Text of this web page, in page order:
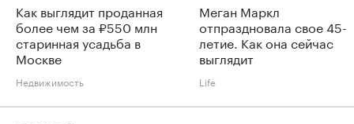
Как выглядит проданная
более чем за ₽550 млн
старинная усадьба в
Москве
Недвижимость
Меган Маркл
отпраздновала свое 45-
летие. Как она сейчас
выглядит
Life